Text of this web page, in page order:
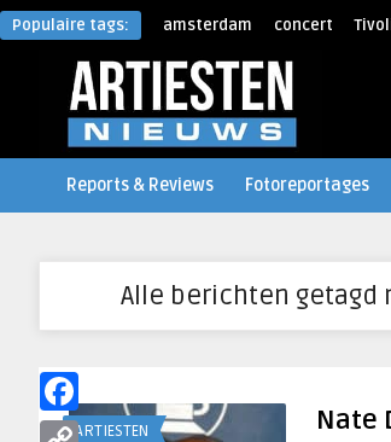
Populaire tags: amsterdam concert
Reports & Reviews Fotoreportages
Alle berichten getagd
ARTIESTEN Nate
Facebook